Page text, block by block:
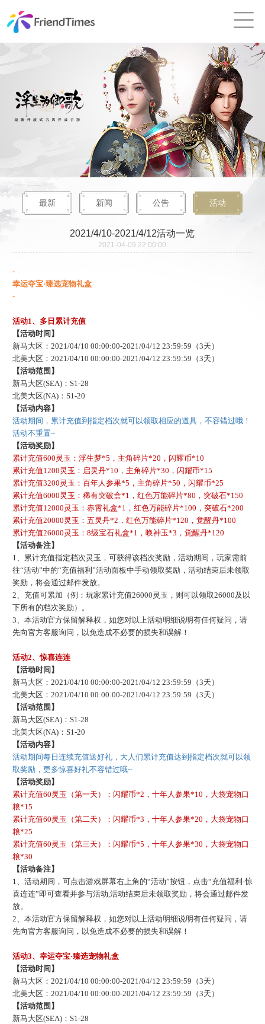
最新 新闻 公告 活动
2021/4/10-2021/4/12活动一览
2021-04-09 22:00:00
-
幸运夺宝·臻选宠物礼盒
-
活动1、多日累计充值
【活动时间】
新马大区： 2021/04/10 00:00:00-2021/04/12 23:59:59（3天）
北美大区： 2021/04/10 00:00:00-2021/04/12 23:59:59（3天）
【活动范围】
新马大区(SEA)：S1-28
北美大区(NA)：S1-20
【活动内容】
活动期间，累计充值到指定档次就可以领取相应的道具，不容错过哦！
活动不重置~
【活动奖励】
累计充值600灵玉： 浮生梦*5，主角碎片*20，闪耀币*10
累计充值1200灵玉： 启灵丹*10，主角碎片*30，闪耀币*15
累计充值3200灵玉： 百年人参果*5，主角碎片*50，闪耀币*25
累计充值6000灵玉： 稀有突破盒*1，红色万能碎片*80，突破石*150
累计充值12000灵玉： 赤霄礼盒*1，红色万能碎片*100，突破石*200
累计充值20000灵玉： 五灵丹*2，红色万能碎片*120，觉醒丹*100
累计充值26000灵玉： 8级宝石礼盒*1，唤神玉*3，觉醒丹*120
【活动备注】
1、累计充值指定档次灵玉，可获得该档次奖励，活动期间，玩家需前
往“活动”中的“充值福利”活动面板中手动领取奖励，活动结束后未领取
奖励，将会通过邮件发放。
2、充值可累加（例：玩家累计充值26000灵玉，则可以领取26000及以
下所有的档次奖励）。
3、本活动官方保留解释权，如您对以上活动明细说明有任何疑问，请
先向官方客服询问，以免造成不必要的损失和误解！
活动2、惊喜连连
【活动时间】
新马大区： 2021/04/10 00:00:00-2021/04/12 23:59:59（3天）
北美大区： 2021/04/10 00:00:00-2021/04/12 23:59:59（3天）
【活动范围】
新马大区(SEA)：S1-28
北美大区(NA)：S1-20
【活动内容】
活动期间每日连续充值送好礼，大人们累计充值达到指定档次就可以领
取奖励，更多惊喜好礼不容错过哦~
【活动奖励】
累计充值60灵玉（第一天）：闪耀币*2，十年人参果*10，大袋宠物口
粮*15
累计充值60灵玉（第二天）：闪耀币*3，十年人参果*20，大袋宠物口
粮*25
累计充值60灵玉（第三天）：闪耀币*5，十年人参果*30，大袋宠物口
粮*30
【活动备注】
1、活动期间，可点击游戏屏幕右上角的“活动”按钮，点击“充值福利-惊
喜连连”即可查看并参与活动,活动结束后未领取奖励，将会通过邮件发
放。
2、本活动官方保留解释权，如您对以上活动明细说明有任何疑问，请
先向官方客服询问，以免造成不必要的损失和误解！
活动3、幸运夺宝·臻选宠物礼盒
【活动时间】
新马大区： 2021/04/10 00:00:00-2021/04/12 23:59:59（3天）
北美大区： 2021/04/10 00:00:00-2021/04/12 23:59:59（3天）
【活动范围】
新马大区(SEA)：S1-28